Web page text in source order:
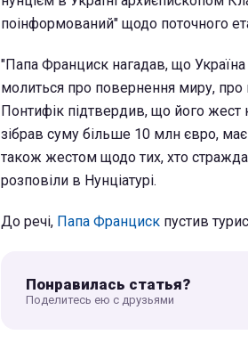
поінформований" щодо поточного
"Папа Франциск нагадав, що
молиться про повернення миру, про
Понтифік підтвердив, що його жест
зібрав суму більше 10 млн євро,
також жестом щодо тих, хто
розповіли в Нунціатурі.
До речі, Папа Франциск пустив
Понравилась статья?
Поделитесь ею с друзьями